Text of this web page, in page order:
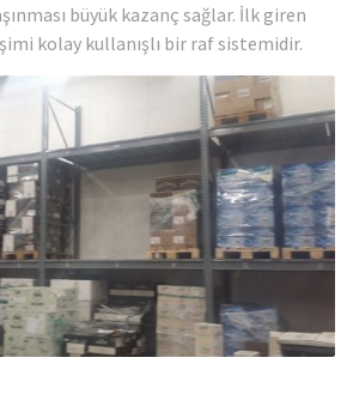
büyük kazanç sağlar. İlk giren
kolay kullanışlı bir raf sistemidir.